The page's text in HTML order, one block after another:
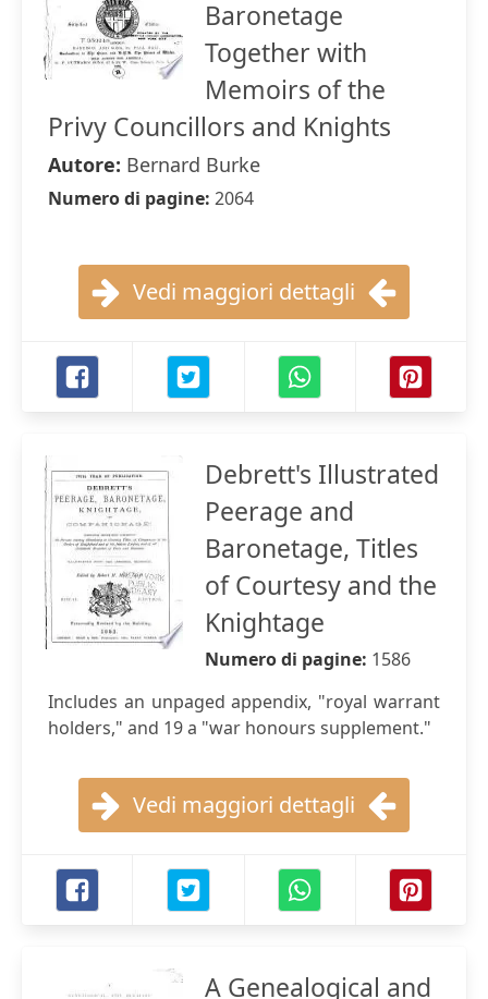
Baronetage
Together with
Memoirs of the
Privy Councillors and Knights
Autore: Bernard Burke
Numero di pagine: 2064
Vedi maggiori dettagli
Debrett's Illustrated
Peerage and
Baronetage, Titles
of Courtesy and the
Knightage
Numero di pagine: 1586
Includes an unpaged appendix, "royal warrant
holders," and 19 a "war honours supplement."
Vedi maggiori dettagli
A Genealogical and